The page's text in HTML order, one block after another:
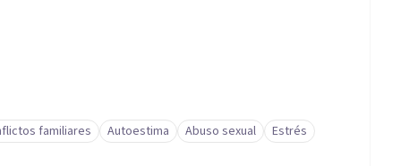
como herramienta fundamental para crear
familiares Autoestima Abuso sexual
Estrés